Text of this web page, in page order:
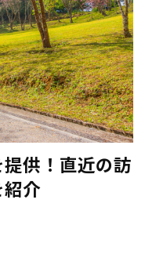
供！直近の訪
介